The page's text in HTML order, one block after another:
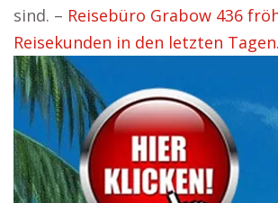
sind. – Reisebüro Grabow 436
Reisekunden in den letzten Tagen.